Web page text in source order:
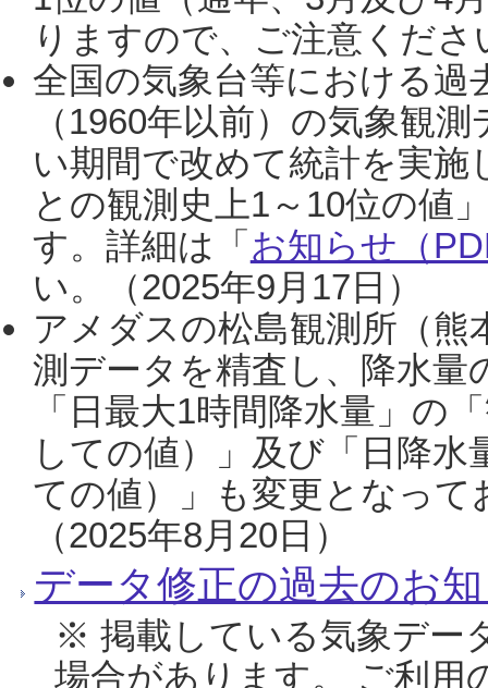
りますので、ご注意くだ
全国の気象台等における過
（1960年以前）の気象観
い期間で改めて統計を実
との観測史上1～10位の値
す。詳細は「 お知らせ（
い。（2025年9月17日）
アメダスの松島観測所（熊
測データを精査し、降水
「日最大1時間降水量」の
しての値）」及び「日降
ての値）」も変更となっ
（2025年8月20日）
データ修正の過去のお
※ 掲載している気象デー
場合があります。 ご利用